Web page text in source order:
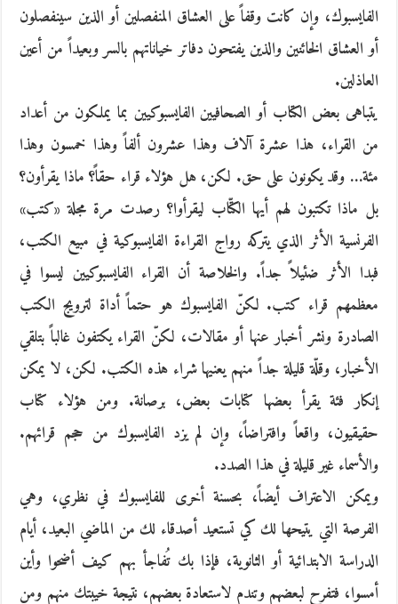
الفايسبوك، وإن كانت وقفاً على العشاق المنفصلين أو الذين سينفصلون
أو العشاق الخائنين والذين يفتحون دفاتر خياناتهم بالسر وبعيداً من أعين
العاذلين.
يتباهى بعض الكتاب أو الصحافيين الفايسبوكيين بما يملكون من أعداد
من القراء، هذا عشرة آلاف وهذا عشرون ألفاً وهذا خمسون وهذا
مئة… وقد يكونون على حق. لكن، هل هؤلاء قراء حقاً؟ ماذا يقرأون؟
بل ماذا تكتبون لهم أيها الكتّاب ليقرأوا؟ رصدت مرة مجلة «كتب»
الفرنسية الأثر الذي يتركه رواج القراءة الفايسبوكية في مبيع الكتب،
فبدا الأثر ضئيلاً جداً. والخلاصة أن القراء الفايسبوكيين ليسوا في
معظمهم قراء كتب. لكنّ الفايسبوك هو حتماً أداة لترويج الكتب
الصادرة ونشر أخبار عنها أو مقالات، لكنّ القراء يكتفون غالباً بتلقي
الأخبار، وقلّة قليلة جداً منهم يعنيها شراء هذه الكتب. لكن، لا يمكن
إنكار فئة يقرأ بعضها كتابات بعض، برصانة. ومن هؤلاء كتاب
حقيقيون، واقعاً وافتراضاً، وإن لم يزد الفايسبوك من حجم قرائهم.
والأسماء غير قليلة في هذا الصدد.
ويمكن الاعتراف أيضاً، بحسنة أخرى للفايسبوك في نظري، وهي
الفرصة التي يتيحها لك كي تستعيد أصدقاء لك من الماضي البعيد، أيام
الدراسة الابتدائية أو الثانوية، فإذا بك تُفاجأ بهم كيف أضحوا وأين
أمسوا، فتفرح لبعضهم وتندم لاستعادة بعضهم، نتيجة خيبتك منهم ومن